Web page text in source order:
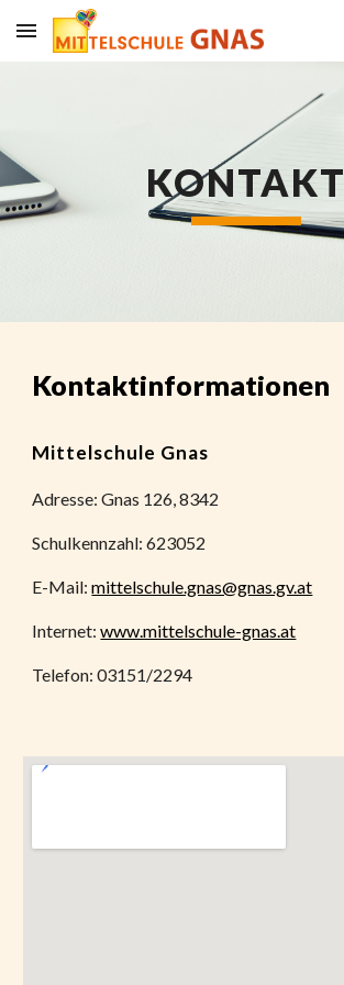
Skip to main content
KONTAKT
Kontaktinformationen
Mittelschule Gnas
Adresse: Gnas 126, 8342
Schulkennzahl: 623052
E-Mail:mittelschule.gnas@gnas.gv.at
Internet:www.mittelschule-gnas.at
Telefon: 03151/2294